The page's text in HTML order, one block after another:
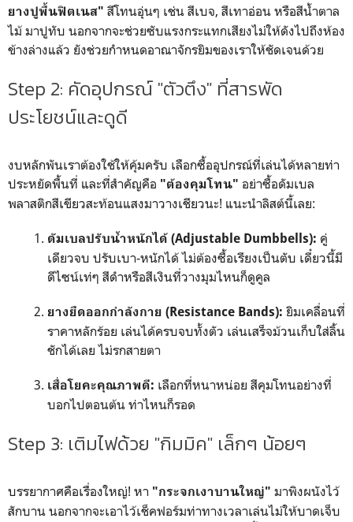
ยางปูพื้นฟิตเนส" สีโทนอุ่นๆ เช่น สีเบจ, สีเทาอ่อน หรือสีน้ำตาล
ไม้ มาปูทับ นอกจากจะช่วยซับแรงกระแทกเสียงไม่ให้ดังไปถึงห้อง
ข้างล่างแล้ว ยังช่วยกำหนดอาณาจักรยิมของเราให้ชัดเจนด้วย
Step 2: คัดอุปกรณ์ "ตัวตึง" ที่สารพัด
ประโยชน์และดูดี
งบหลักพันเราต้องใช้ให้คุ้มครับ เลือกซื้ออุปกรณ์ที่เล่นได้หลายท่า
ประหยัดพื้นที่ และที่สำคัญคือ "ต้องคุมโทน" อย่าซื้อดัมเบล
พลาสติกสีเขียวสะท้อนแสงมาวางเชียวนะ! แนะนำลิสต์นี้เลย:
ดัมเบลปรับน้ำหนักได้ (Adjustable Dumbbells): คู่
เดียวจบ ปรับเบา-หนักได้ ไม่ต้องซื้อเรียงเป็นตับ เดี๋ยวนี้มี
ดีไซน์เท่ๆ สีดำหรือสีเงินที่วางมุมไหนก็ดูคูล
ยางยืดออกกำลังกาย (Resistance Bands): ยิมเคลื่อนที่
ราคาหลักร้อย เล่นได้ครบจบทั้งตัว เล่นเสร็จม้วนเก็บใส่ลิ้น
ชักได้เลย ไม่รกสายตา
เสื่อโยคะคุณภาพดี: เลือกที่หนาหน่อย สีคุมโทนอย่างที่
บอกไปตอนต้น ท่าไหนก็รอด
Step 3: เติมไฟด้วย "กิมมิค" เล็กๆ น้อยๆ
บรรยากาศคือเรื่องใหญ่! หา "กระจกเงาบานใหญ่" มาพิงผนังไว้
สักบาน นอกจากจะเอาไว้เช็คฟอร์มท่าทางเวลาเล่นไม่ให้บาดเจ็บ